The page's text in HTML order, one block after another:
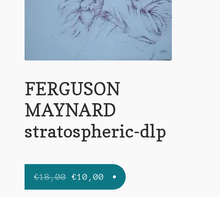
FERGUSON
MAYNARD
stratospheric-dlp
€18,00 Ursprünglicher
Preis
€10,00 Aktueller
Preis